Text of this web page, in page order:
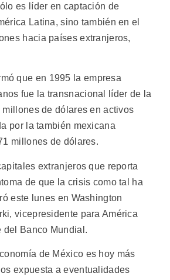
es líder en captación de
Latina, sino también en el
hacia países extranjeros,
que en 1995 la empresa
fue la transnacional líder de la
millones de dólares en activos
por la también mexicana
millones de dólares.
extranjeros que reporta
de que la crisis como tal ha
este lunes en Washington
vicepresidente para América
del Banco Mundial.
de México es hoy más
expuesta a eventualidades